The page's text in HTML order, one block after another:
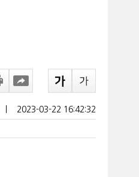
2023-03-22 16:42:32